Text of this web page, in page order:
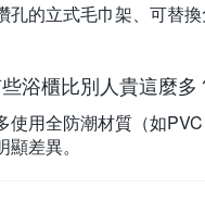
孔的立式毛巾架、可替
浴櫃比別人貴這麼多
使用全防潮材質（如
差異。